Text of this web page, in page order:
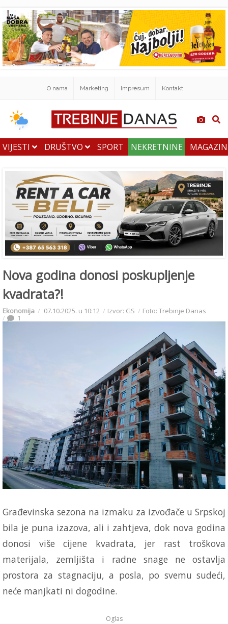
O nama Marketing Impresum Kontakt
VIJESTI DRUŠTVO SPORT NEKRETNINE
Nova godina donosi poskupljenje
kvadrata?!
Ekonomija 07.10.2025. u 10:12 Izvor: GS Foto: Trebinje Danas
1
Građevinska sezona na izmaku za izvođače u Srpskoj
bila je puna izazova, ali i zahtjeva, dok nova godina
donosi više cijene kvadrata, jer rast troškova
materijala, zemljišta i radne snage ne ostavlja
prostora za stagnaciju, a posla, po svemu sudeći,
neće manjkati ni dogodine.
Oglas